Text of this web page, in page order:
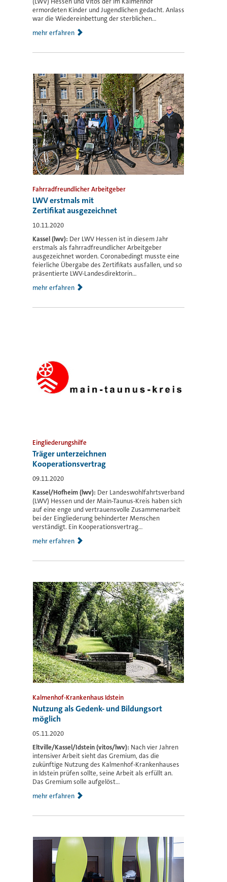
ermordeten Kinder und Jugendlichen gedacht. Anlass
war die Wiedereinbettung der sterblichen...
mehr erfahren
Fahrradfreundlicher Arbeitgeber
LWV erstmals mit
Zertifikat ausgezeichnet
10.11.2020
Kassel (lwv): Der LWV Hessen ist in diesem Jahr
erstmals als fahrradfreundlicher Arbeitgeber
ausgezeichnet worden. Coronabedingt musste eine
feierliche Übergabe des Zertifikats ausfallen, und so
präsentierte LWV-Landesdirektorin...
mehr erfahren
Eingliederungshilfe
Träger unterzeichnen
Kooperationsvertrag
09.11.2020
Kassel/Hofheim (lwv): Der Landeswohlfahrtsverband
(LWV) Hessen und der Main-Taunus-Kreis haben sich
auf eine enge und vertrauensvolle Zusammenarbeit
bei der Eingliederung behinderter Menschen
verständigt. Ein Kooperationsvertrag...
mehr erfahren
Kalmenhof-Krankenhaus Idstein
Nutzung als Gedenk- und Bildungsort
möglich
05.11.2020
Eltville/Kassel/Idstein (vitos/lwv): Nach vier Jahren
intensiver Arbeit sieht das Gremium, das die
zukünftige Nutzung des Kalmenhof-Krankenhauses
in Idstein prüfen sollte, seine Arbeit als erfüllt an.
Das Gremium solle aufgelöst...
mehr erfahren